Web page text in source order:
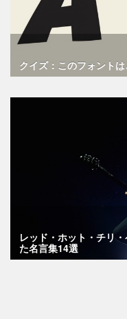
クイズ：このフォント
レッド・ホット・チリ
た名言集14選